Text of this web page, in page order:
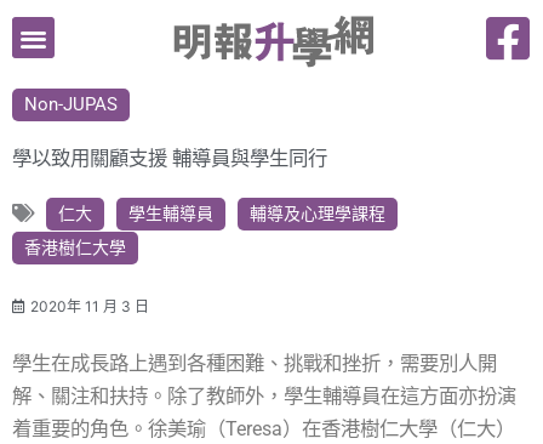
跳
要
內
Non-JUPAS
學以致用關顧支援 輔導員與學生同行
仁大 學生輔導員
輔導及心理學課程
香港樹仁大學
2020年 11 月 3 日
學生在成長路上遇到各種困難、挑戰和挫折，需要別人開
解、關注和扶持。除了教師外，學生輔導員在這方面亦扮演
着重要的角色。徐美瑜（Teresa）在香港樹仁大學（仁大）